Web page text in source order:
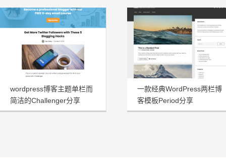
wordpress博客主题单栏而
简洁的Challenger分享
一款经典WordPress两栏博
客模板Period分享